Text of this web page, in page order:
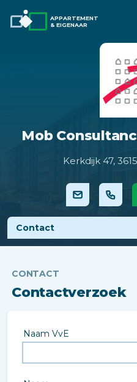
APPARTEMENT
& EIGENAAR
Mob
Kerkdijk 47,
Contact
CONTACT
Contactverzoek
Naam VvE